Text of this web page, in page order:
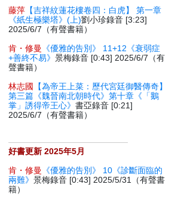
藤萍 【吉祥紋蓮花樓卷四：白虎】 第一章
《紙生極樂塔》(上)劉小珍錄音 [3:23]
2025/6/7（有聲書籍）
肯・修曼
《優雅的告別》 11+12《衰弱症
+善終不易》景梅錄音 [0:43] 2025/6/7（有
聲書籍）
林志國
【為帝王上菜：歷代宮廷御醫傳奇】
第三篇《魏晉南北朝時代》第十章《「鵝
掌」誘得帝王心》書亞錄音 [0:21]
2025/6/7（有聲書籍）
好書更新 2025年5月
肯・修曼
《優雅的告別》 10《診斷面臨的
兩難》景梅錄音 [0:43] 2025/5/31（有聲書
籍）